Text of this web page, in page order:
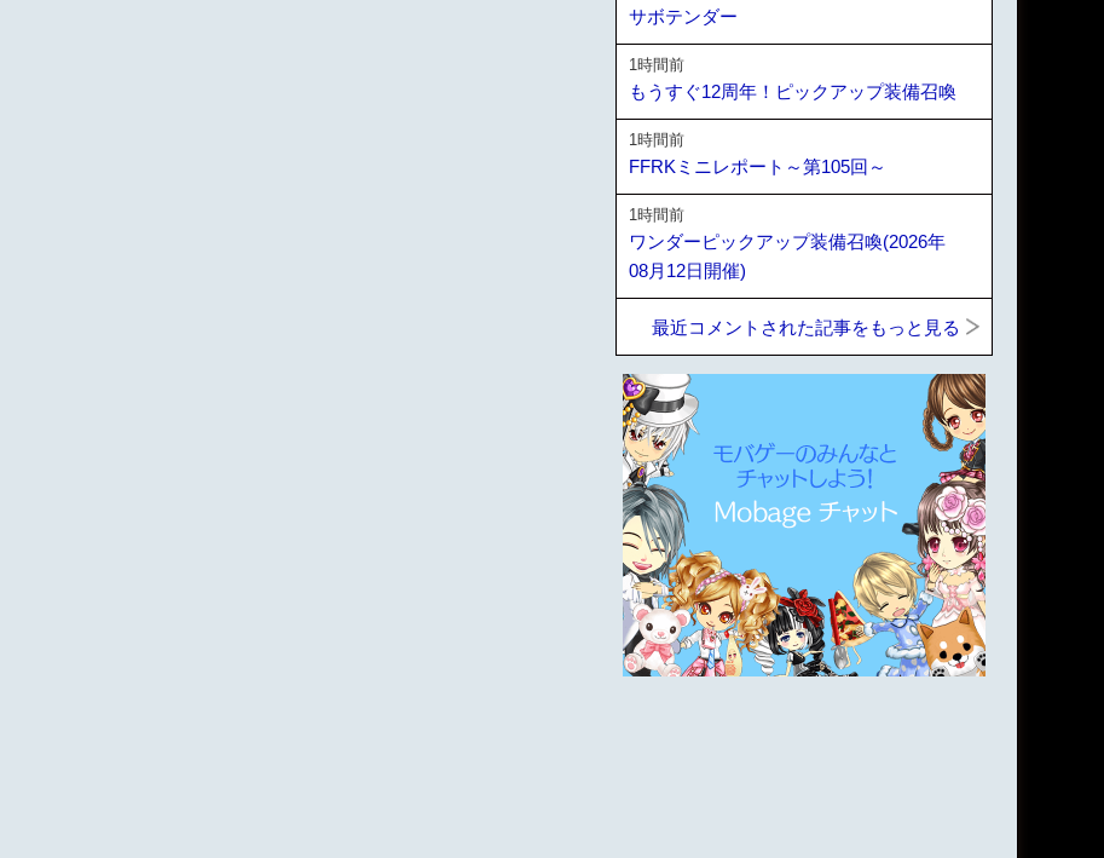
サボテンダー
1時間前
もうすぐ12周年！ピックアップ装備召喚
1時間前
FFRKミニレポート～第105回～
1時間前
ワンダーピックアップ装備召喚(2026年
08月12日開催)
最近コメントされた記事をもっと見る